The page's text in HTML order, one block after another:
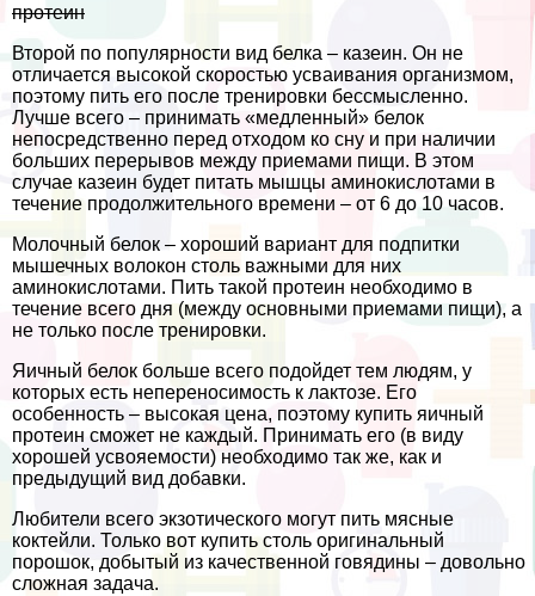
протеин
Второй по популярности вид белка – казеин. Он не
отличается высокой скоростью усваивания организмом,
поэтому пить его после тренировки бессмысленно.
Лучше всего – принимать «медленный» белок
непосредственно перед отходом ко сну и при наличии
больших перерывов между приемами пищи. В этом
случае казеин будет питать мышцы аминокислотами в
течение продолжительного времени – от 6 до 10 часов.
Молочный белок – хороший вариант для подпитки
мышечных волокон столь важными для них
аминокислотами. Пить такой протеин необходимо в
течение всего дня (между основными приемами пищи), а
не только после тренировки.
Яичный белок больше всего подойдет тем людям, у
которых есть непереносимость к лактозе. Его
особенность – высокая цена, поэтому купить яичный
протеин сможет не каждый. Принимать его (в виду
хорошей усвояемости) необходимо так же, как и
предыдущий вид добавки.
Любители всего экзотического могут пить мясные
коктейли. Только вот купить столь оригинальный
порошок, добытый из качественной говядины – довольно
сложная задача.